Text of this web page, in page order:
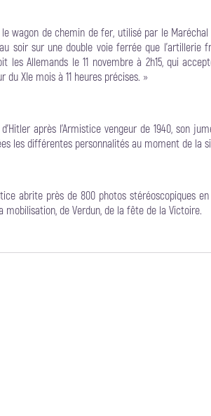
le wagon de chemin de fer, utilisé par le
soir sur une double voie ferrée que l’artillerie
Allemands le 11 novembre à 2h15, qui
du XIe mois à 11 heures précises. »
après l’Armistice vengeur de 1940, son
les différentes personnalités au moment de la
abrite près de 800 photos stéréoscopiques
de Verdun, de la fête de la Victoire.